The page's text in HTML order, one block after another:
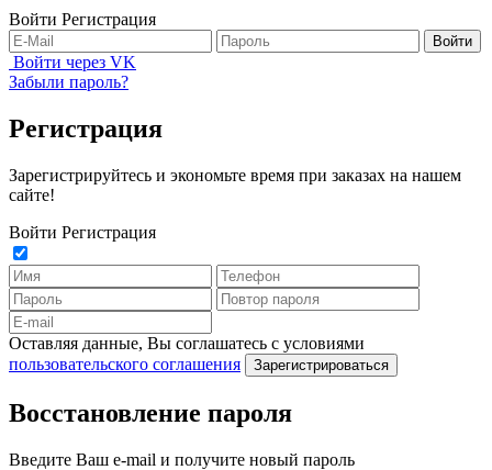
Войти Регистрация
Войти
Войти через VK
Забыли пароль?
Регистрация
Зарегистрируйтесь и экономьте время при заказах на нашем
сайте!
Войти Регистрация
Оставляя данные, Вы соглашатесь с условиями
пользовательского соглашения
Зарегистрироваться
Восстановление пароля
Введите Ваш e-mail и получите новый пароль